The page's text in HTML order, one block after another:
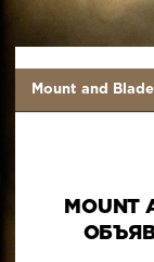
Mount and Blade
MOUNT